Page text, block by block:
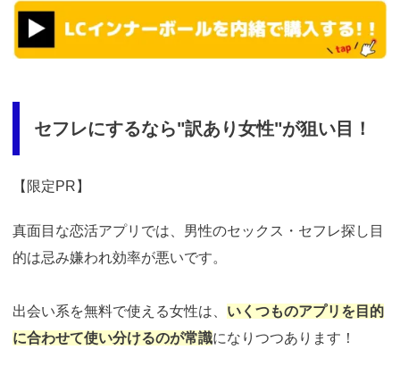
https://t.afi-
b.com/visit.php?
guid=ON&a=M8510o-
セフレにするなら"訳あり女性"が狙い目！
【限定PR】
真面目な恋活アプリでは、男性のセックス・セフレ探し目
的は忌み嫌われ効率が悪いです。
出会い系を無料で使える女性は、 いくつものアプリを目的
に合わせて使い分けるのが常識になりつつあります！